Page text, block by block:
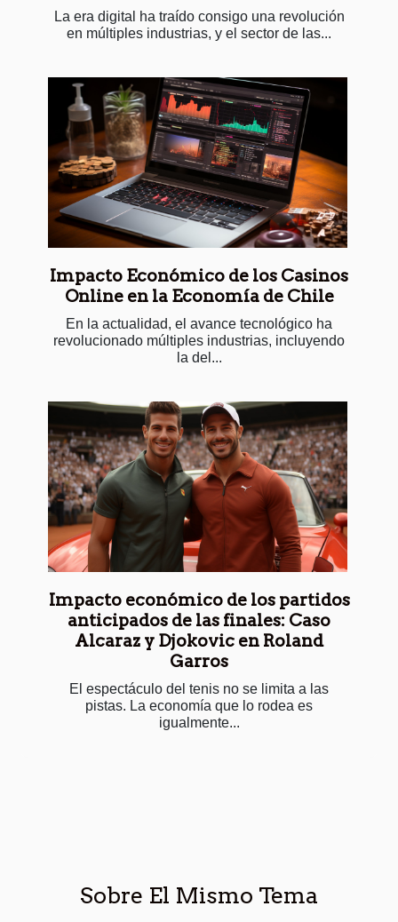
La era digital ha traído consigo una revolución
en múltiples industrias, y el sector de las...
Impacto Económico de los Casinos
Online en la Economía de Chile
En la actualidad, el avance tecnológico ha
revolucionado múltiples industrias, incluyendo
la del...
Impacto económico de los partidos
anticipados de las finales: Caso
Alcaraz y Djokovic en Roland
Garros
El espectáculo del tenis no se limita a las
pistas. La economía que lo rodea es
igualmente...
Sobre El Mismo Tema